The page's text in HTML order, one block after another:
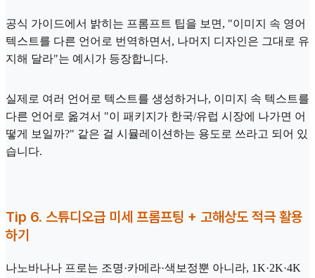
공식 가이드에서 밝히는 프롬프트 팁을 보면, "이미지 속 영어
텍스트를 다른 언어로 번역하면서, 나머지 디자인은 그대로 유
지해 달라"는 예시가 등장합니다.
실제로 여러 언어로 텍스트를 생성하거나, 이미지 속 텍스트를
다른 언어로 옮겨서 "이 패키지가 한국/유럽 시장에 나가면 어
떻게 보일까?" 같은 걸 시뮬레이션하는 용도로 쓰라고 되어 있
습니다.
Tip 6. 스튜디오급 미세 프롬프팅 + 고해상도 적극 활용
하기
나노바나나 프로는 조명·카메라·색보정뿐 아니라, 1K·2K·4K